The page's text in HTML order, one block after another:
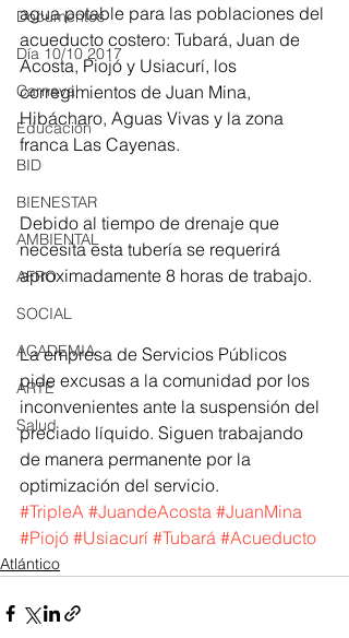
Documentos
Día 10/10 2017
Carnaval
Educación
BID
BIENESTAR
AMBIENTAL
AFRO
SOCIAL
ACADEMIA
ARTE
Salud
agua potable para las poblaciones del
acueducto costero: Tubará, Juan de
Acosta, Piojó y Usiacurí, los
corregimientos de Juan Mina,
Hibácharo, Aguas Vivas y la zona
franca Las Cayenas.
Debido al tiempo de drenaje que
necesita esta tubería se requerirá
aproximadamente 8 horas de trabajo.
La empresa de Servicios Públicos
pide excusas a la comunidad por los
inconvenientes ante la suspensión del
preciado líquido. Siguen trabajando
de manera permanente por la
optimización del servicio.
#TripleA #JuandeAcosta #JuanMina
#Piojó #Usiacurí #Tubará #Acueducto
Atlántico